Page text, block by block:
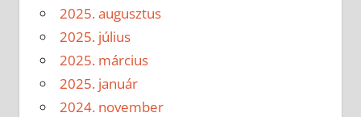
2025. augusztus
2025. július
2025. március
2025. január
2024. november